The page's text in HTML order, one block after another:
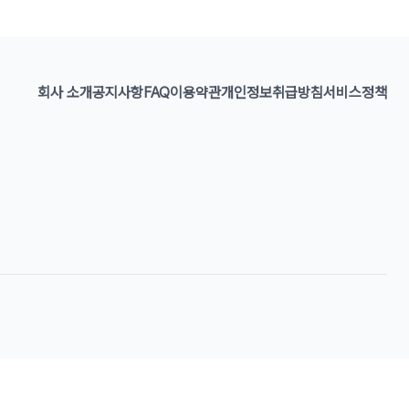
회사 소개공지사항FAQ이용약관개인정보취급방침서비스정책